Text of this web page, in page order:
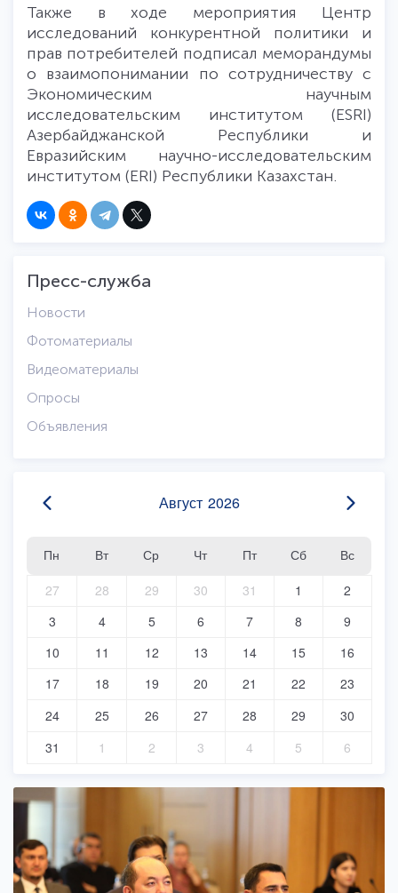
Также в ходе мероприятия Центр
исследований конкурентной политики и
прав потребителей подписал меморандумы
о взаимопонимании по сотрудничеству с
Экономическим научным
исследовательским институтом (ESRI)
Азербайджанской Республики и
Евразийским научно-исследовательским
институтом (ERI) Республики Казахстан.
Пресс-служба
Новости
Фотоматериалы
Видеоматериалы
Опросы
Объявления
Август 2026
Пн Вт Ср Чт Пт Сб
Вс
27
28 29 30 31 1
2
3
4 5 6 7 8
9
10
11 12 13 14 15
16
17
18 19 20 21 22
23
24
25 26 27 28 29
30
31
1 2 3 4 5 6